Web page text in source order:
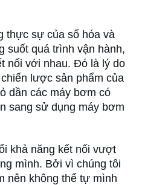
thực sự của số hóa và
suốt quá trình vận hành,
nối với nhau. Đó là lý do
lược sản phẩm của
dần các máy bơm có
sang sử dụng máy bơm
khả năng kết nối vượt
mình. Bởi vì chúng tôi
nên không thể tự mình